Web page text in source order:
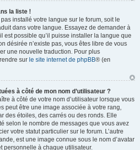
la liste !
installé votre langue sur le forum, soit le
dans votre langue. Essayez de demander à
est possible qu’il puisse installer la langue que
désirée n’existe pas, vous êtes libre de vous
une nouvelle traduction. Pour plus
sur le site internet de phpBB® (en
à côté de mon nom d’utilisateur ?
à côté de votre nom d’utilisateur lorsque vous
peut être une image associée à votre rang,
des étoiles, des carrés ou des ronds. Elle
selon le nombre de messages que vous avez
votre statut particulier sur le forum. L’autre
est une image connue sous le nom d’avatar
personnelle à chaque utilisateur.